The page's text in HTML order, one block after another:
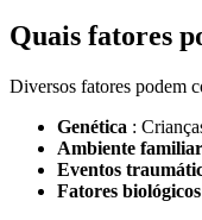
Quais fatores
Diversos fatores podem
Genética :
Ambiente familiar
Eventos
Fatores biológicos